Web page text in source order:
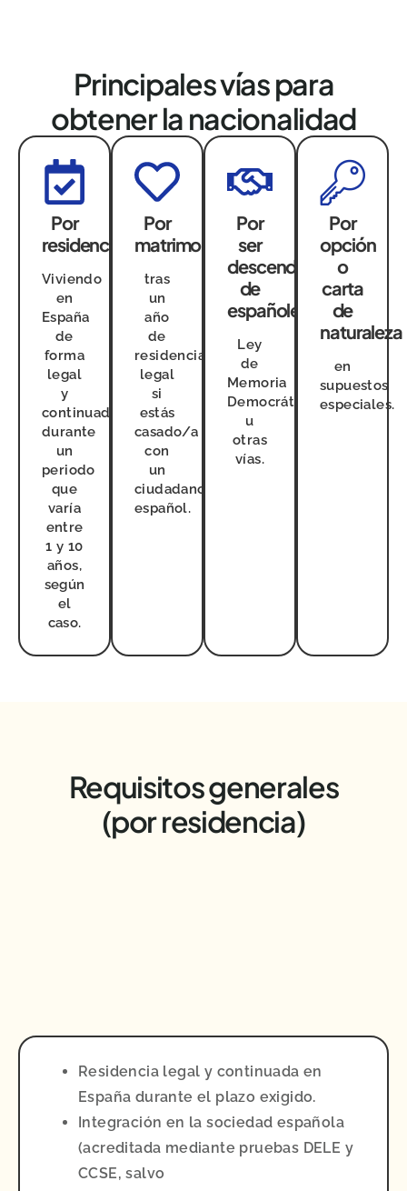
Principales vías para
obtener la nacionalidad
Por
residencia
Viviendo
en
España
de
forma
legal
y
continuada
durante
un
periodo
que
varía
entre
1 y 10
años,
según
el
caso.
Por
matrimonio
tras
un
año
de
residencia
legal
si
estás
casado/a
con
un
ciudadano
español.
Por
ser
descendiente
de
españoles
Ley
de
Memoria
Democrática
u
otras
vías.
Por
opción
o
carta
de
naturaleza
en
supuestos
especiales.
Requisitos generales
(por residencia)
Residencia legal y continuada en
España durante el plazo exigido.
Integración en la sociedad española
(acreditada mediante pruebas DELE y
CCSE, salvo